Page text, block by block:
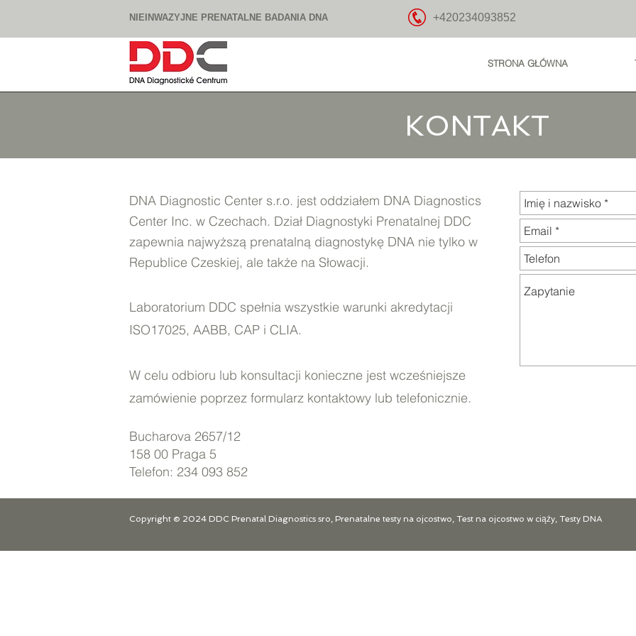
NIEINWAZYJNE PRENATALNE BADANIA DNA +420234093852
STRONA GŁÓWNA
KONTAKT
DNA Diagnostic Center s.r.o. jest oddziałem DNA Diagnostics
Center Inc. w Czechach. Dział Diagnostyki Prenatalnej DDC
zapewnia najwyższą prenatalną diagnostykę DNA nie tylko w
Republice Czeskiej, ale także na Słowacji.
Laboratorium DDC spełnia wszystkie warunki akredytacji
ISO17025, AABB, CAP i CLIA.
W celu odbioru lub konsultacji konieczne jest wcześniejsze
zamówienie poprzez formularz kontaktowy lub telefonicznie.
Bucharova 2657/12
158 00 Praga 5
Telefon: 234 093 852
Copyright © 2024 DDC Prenatal Diagnostics sro, Prenatalne testy na ojcostwo, Test na ojcostwo w ciąży, Testy DNA